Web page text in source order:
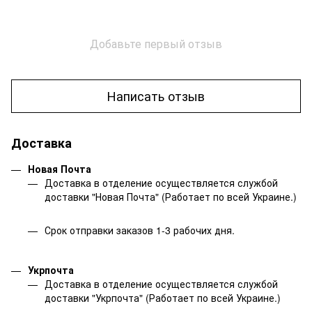
Добавьте первый отзыв
Написать отзыв
Доставка
Новая Почта
Доставка в отделение осуществляется службой
доставки "Новая Почта" (Работает по всей Украине.)
Срок отправки заказов 1-3 рабочих дня.
Укрпочта
Доставка в отделение осуществляется службой
доставки "Укрпочта" (Работает по всей Украине.)